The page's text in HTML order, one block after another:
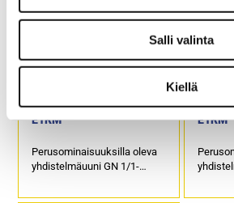
Salli valinta
Kiellä
Cheftop One XEVC-0511-
E1RM
Perusominaisuuksilla oleva
yhdistelmäuuni GN 1/1-
Johteikko uuniin on
E1RM